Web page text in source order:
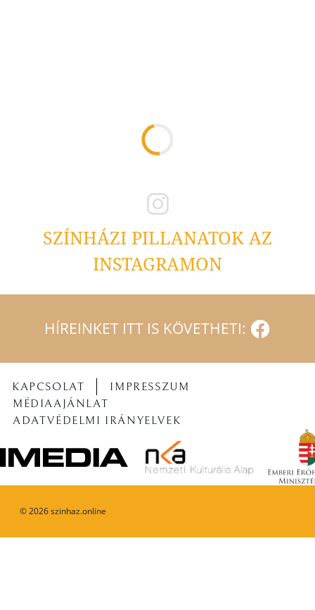
SZÍNHÁZI PILLANATOK AZ
INSTAGRAMON
HÍREINKET ITT IS KÖVETHETI:
©2026szinhaz.online
KAPCSOLAT
IMPRESSZUM
MÉDIAAJÁNLAT
ADATVÉDELMI IRÁNYELVEK